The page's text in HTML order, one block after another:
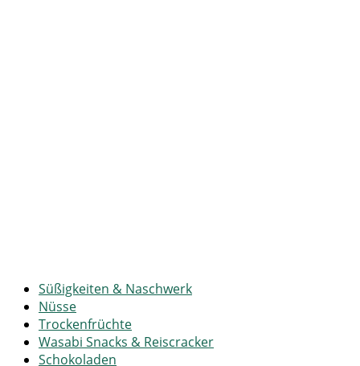
Süßigkeiten & Naschwerk
Nüsse
Trockenfrüchte
Wasabi Snacks & Reiscracker
Schokoladen